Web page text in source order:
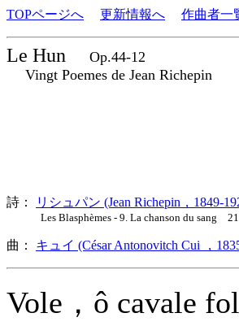
TOPページへ 更新情報へ 作曲者一
Le Hun
Op.44-12
Vingt Poemes de Jean Richepin
詩： リシュパン (Jean Richepin，1849-
Les Blasphèmes - 9. La chanson du sang
曲： キュイ (César Antonovitch Cui ，
Vole，ô cavale